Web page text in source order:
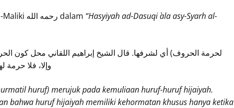
Demikian juga Imam ad-Dasuqi al-Maliki رحمه الله dalam “Hasyiyah ad-Dasuqi `ala asy-Syarh al-
لحرمة الحروف) أي لشرفها. قال الشيخ إبراهيم اللقاني محل كون
وإلا، فلا حرمة
huruf) merujuk pada kemuliaan huruf-huruf hijaiyah.
bahwa huruf hijaiyah memiliki kehormatan khusus hanya ketika